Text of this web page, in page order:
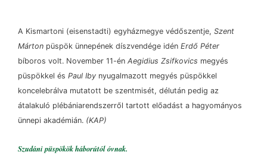
A Kismartoni (eisenstadti) egyházmegye védőszentje, Szent
Márton püspök ünnepének díszvendége idén Erdő Péter
bíboros volt. November 11-én Aegidius Zsifkovics megyés
püspökkel és Paul Iby nyugalmazott megyés püspökkel
koncelebrálva mutatott be szentmisét, délután pedig az
átalakuló plébániarendszerről tartott előadást a hagyományos
ünnepi akadémián. (KAP)
Szudáni püspökök háborútól óvnak.